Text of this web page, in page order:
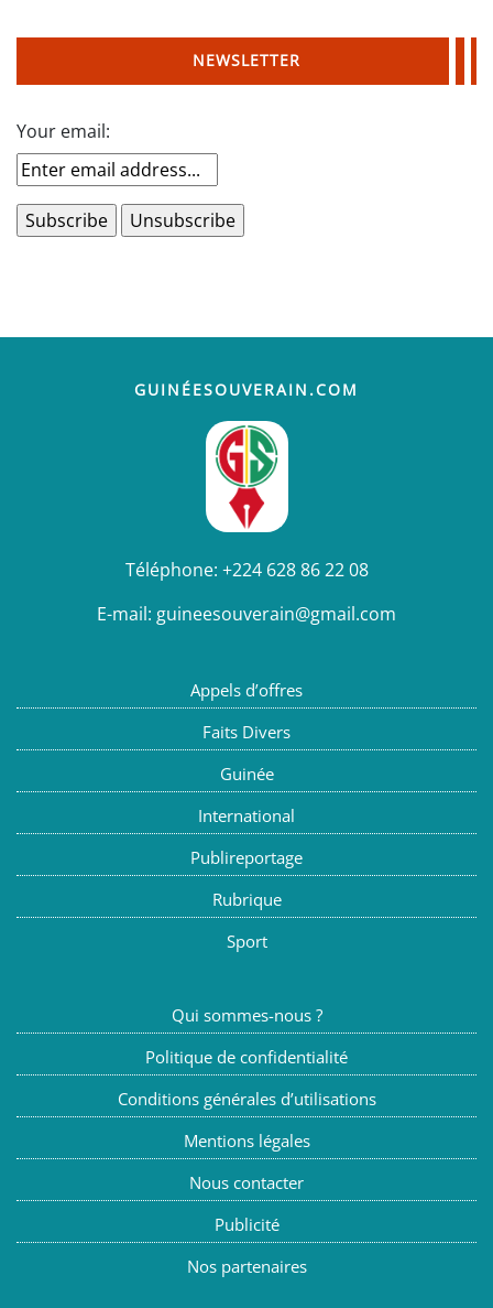
NEWSLETTER
Your email:
GUINÉESOUVERAIN.COM
Téléphone: +224 628 86 22 08
E-mail: guineesouverain@gmail.com
Appels d’offres
Faits Divers
Guinée
International
Publireportage
Rubrique
Sport
Qui sommes-nous ?
Politique de confidentialité
Conditions générales d’utilisations
Mentions légales
Nous contacter
Publicité
Nos partenaires